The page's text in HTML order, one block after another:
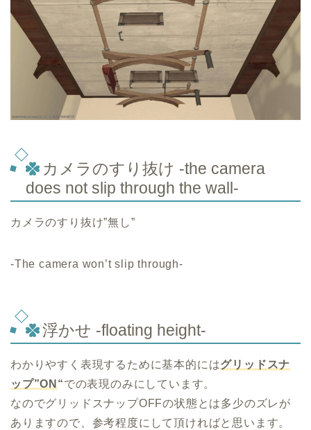
カメラのすり抜け -the camera
does not slip through the wall-
カメラのすり抜け”無し”
-The camera won’t slip through-
浮かせ -floating height-
わかりやすく表現するために基本的にはグリッドスナ
ップ”ON “での表現のみにしています。
なのでグリッドスナップOFFの状態とは多少のズレが
ありますので、参考程度にして頂ければと思います。